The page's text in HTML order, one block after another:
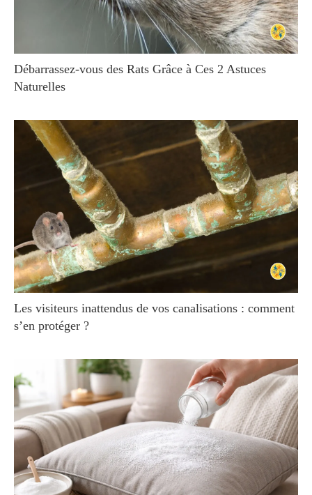
Débarrassez-vous des Rats Grâce à Ces 2 Astuces
Naturelles
Les visiteurs inattendus de vos canalisations : comment
s’en protéger ?